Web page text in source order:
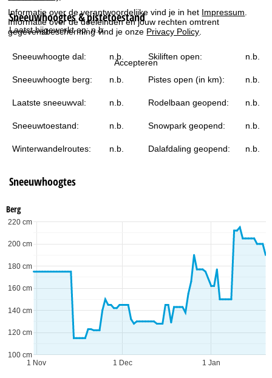
Informatie over de verantwoordelijke vind je in het Impressum
Informatie over de doeleinden en jouw rechten omtrent
gegevensbescherming vind je onze Privacy Policy
Accepteren
g
Sneeuwhoogtes & pistetoestand
Laatst bijgewerkt op:n.b.
Sneeuwhoogte dal: n.b. Skiliften open: n.b.
Sneeuwhoogte berg: n.b. Pistes open (in km): n.b.
Laatste sneeuwval: n.b. Rodelbaan geopend: n.b.
Sneeuwtoestand: n.b. Snowpark geopend: n.b.
Winterwandelroutes: n.b. Dalafdaling geopend: n.b.
Sneeuwhoogtes
Berg
1 Nov 1 Dec 1 Jan
100 cm
120 cm
140 cm
160 cm
180 cm
200 cm
220 cm